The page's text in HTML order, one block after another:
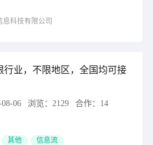
息科技有限公司
行业，不限地区，全国均可接
08-06 浏览： 2129 合作： 14
其他 信息流